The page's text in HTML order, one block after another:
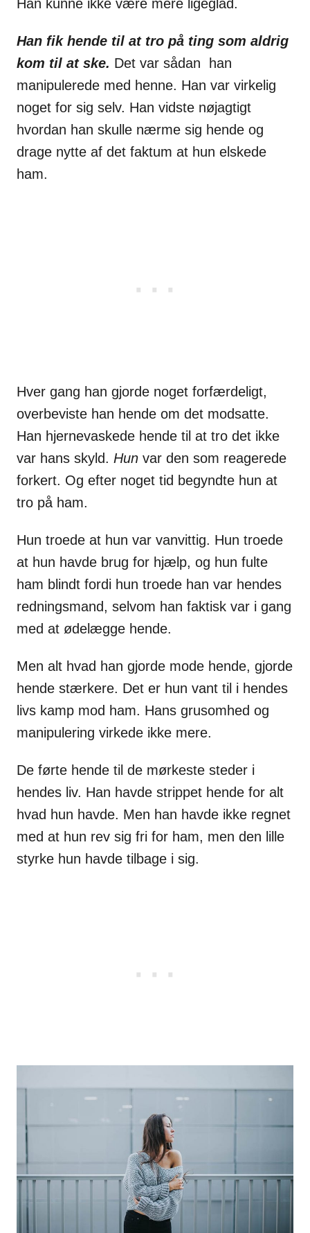
Han kunne ikke være mere ligeglad.
Han fik hende til at tro på ting som aldrig
kom til at ske. Det var sådan han
manipulerede med henne. Han var virkelig
noget for sig selv. Han vidste nøjagtigt
hvordan han skulle nærme sig hende og
drage nytte af det faktum at hun elskede
ham.
Hver gang han gjorde noget forfærdeligt,
overbeviste han hende om det modsatte.
Han hjernevaskede hende til at tro det ikke
var hans skyld. Hun var den som reagerede
forkert. Og efter noget tid begyndte hun at
tro på ham.
Hun troede at hun var vanvittig. Hun troede
at hun havde brug for hjælp, og hun fulte
ham blindt fordi hun troede han var hendes
redningsmand, selvom han faktisk var i gang
med at ødelægge hende.
Men alt hvad han gjorde mode hende, gjorde
hende stærkere. Det er hun vant til i hendes
livs kamp mod ham. Hans grusomhed og
manipulering virkede ikke mere.
De førte hende til de mørkeste steder i
hendes liv. Han havde strippet hende for alt
hvad hun havde. Men han havde ikke regnet
med at hun rev sig fri for ham, men den lille
styrke hun havde tilbage i sig.